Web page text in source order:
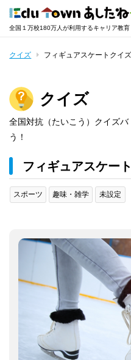
全国１万校180万人が利用するキャリア教育
クイズ フィギュアスケートクイズ
クイズ
全国対抗（たいこう）クイズ
う！
フィギュアスケー
スポーツ 趣味・雑学 未設定